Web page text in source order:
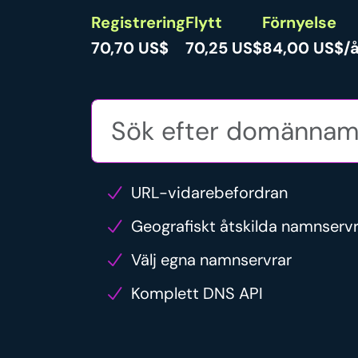
Registrering
70,70 US$
Flytt
70,25 US$
Förnyelse
84,00 US$/
URL-vidarebefordran
Geografiskt åtskilda
Välj egna namnservrar
Komplett DNS API